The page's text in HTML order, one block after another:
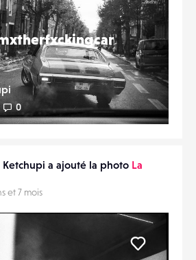
0
Ketchupi a ajouté la photo La
et 7 mois
Liker